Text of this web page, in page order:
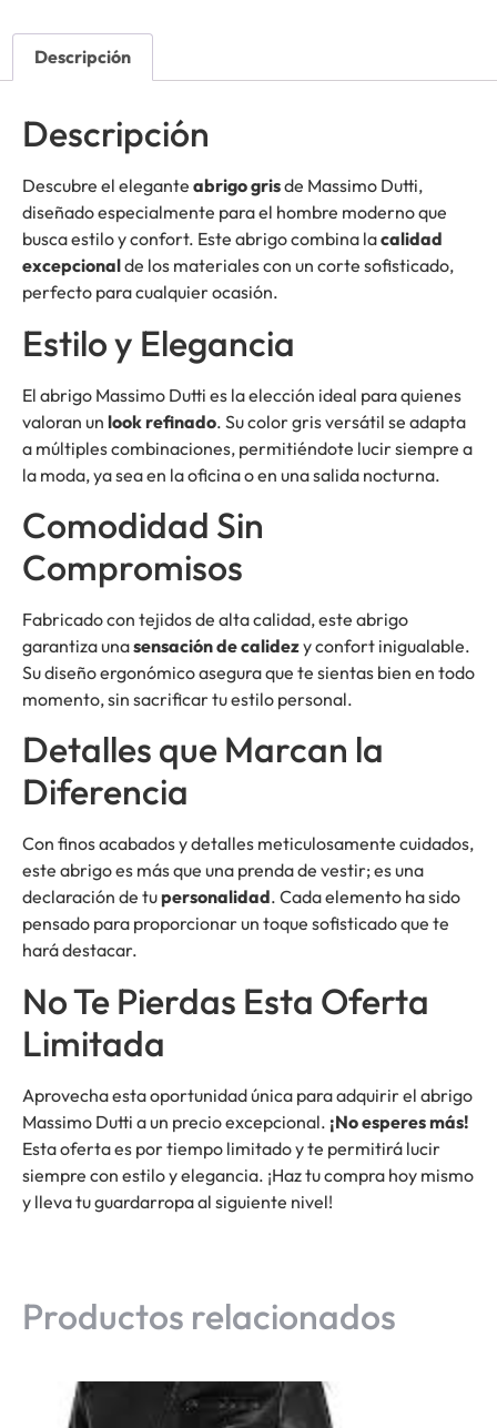
Descripción
Descripción
Descubre el elegante abrigo grisde Massimo Dutti,
diseñado especialmente para el hombre moderno que
busca estilo y confort. Este abrigo combina lacalidad
excepcionalde los materiales con un corte sofisticado,
perfecto para cualquier ocasión.
Estilo y Elegancia
El abrigo Massimo Dutti es la elección ideal para quienes
valoran un look refinado. Su color gris versátil se adapta
a múltiples combinaciones, permitiéndote lucir siempre a
la moda, ya sea en la oficina o en una salida nocturna.
Comodidad Sin
Compromisos
Fabricado con tejidos de alta calidad, este abrigo
garantiza unasensación de calidezy confort inigualable.
Su diseño ergonómico asegura que te sientas bien en todo
momento, sin sacrificar tu estilo personal.
Detalles que Marcan la
Diferencia
Con finos acabados y detalles meticulosamente cuidados,
este abrigo es más que una prenda de vestir; es una
declaración de tupersonalidad. Cada elemento ha sido
pensado para proporcionar un toque sofisticado que te
hará destacar.
No Te Pierdas Esta Oferta
Limitada
Aprovecha esta oportunidad única para adquirir el abrigo
Massimo Dutti a un precio excepcional. ¡No esperes más!
Esta oferta es por tiempo limitado y te permitirá lucir
siempre con estilo y elegancia. ¡Haz tu compra hoy mismo
y lleva tu guardarropa al siguiente nivel!
Productos relacionados